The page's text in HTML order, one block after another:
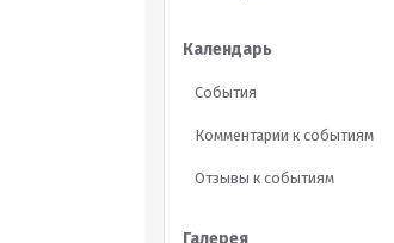
Календарь
События
Комментарии к событиям
Отзывы к событиям
Галерея